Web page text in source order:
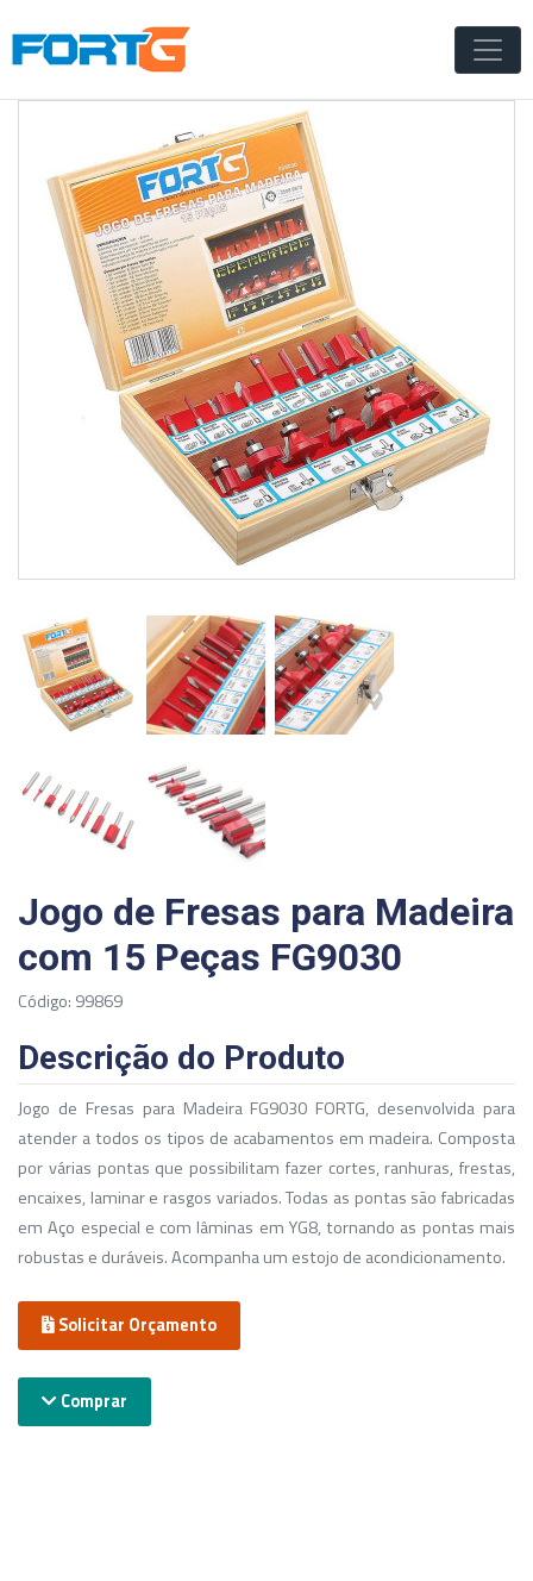
Jogo de Fresas para Madeira
com 15 Peças FG9030
Código: 99869
Descrição do Produto
Jogo de Fresas para Madeira FG9030 FORTG, desenvolvida para
atender a todos os tipos de acabamentos em madeira. Composta
por várias pontas que possibilitam fazer cortes, ranhuras, frestas,
encaixes, laminar e rasgos variados. Todas as pontas são fabricadas
em Aço especial e com lâminas em YG8, tornando as pontas mais
robustas e duráveis. Acompanha um estojo de acondicionamento.
Solicitar Orçamento
Comprar